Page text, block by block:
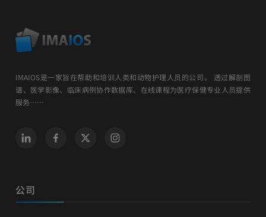
IMAIOS是一家旨在帮助和培训人类和动物护理人员的公司。 透过解剖图
谱、医学影像、临床病例协作数据库、在线课程为医疗保健专业人员提供
服务……
公司